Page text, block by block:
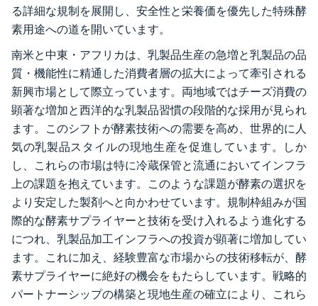
る詳細な規制を展開し、安全性と栄養価を優先した特殊酵
素用途への道を開いています。
南米と中東・アフリカは、乳製品生産の急増と乳製品の品
質・機能性に精通した消費者層の拡大によって牽引される
新興市場として際立っています。両地域ではチーズ消費の
顕著な増加と西洋的な乳製品習慣の段階的な採用が見られ
ます。このシフトが酵素技術への需要を高め、世界的に人
気の乳製品スタイルの現地生産を促進しています。しか
し、これらの市場は特に冷蔵保管と流通においてインフラ
上の課題を抱えています。このような課題が酵素の選択を
より安定した製剤へと向かわせています。規制枠組みが国
際的な酵素サプライヤーと技術を受け入れるよう進化する
につれ、乳製品加工インフラへの投資が顕著に増加してい
ます。これに加え、経験豊富な市場からの技術移転が、酵
素サプライヤーに絶好の機会をもたらしています。戦略的
パートナーシップの構築と現地生産の確立により、これら